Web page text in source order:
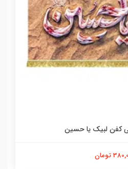
کفن لبیک یا حسین
تومان